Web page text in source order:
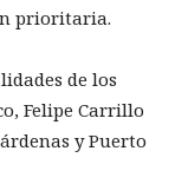
prioritaria.
de los
Felipe Carrillo
y Puerto